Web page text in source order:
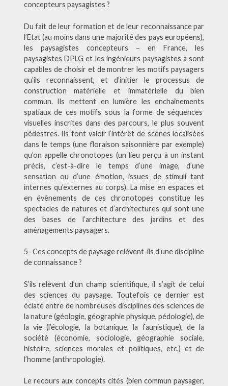
concepteurs paysagistes ?
Du fait de leur formation et de leur reconnaissance par
l’Etat (au moins dans une majorité des pays européens),
les paysagistes concepteurs – en France, les
paysagistes DPLG et les ingénieurs paysagistes à sont
capables de choisir et de montrer les motifs paysagers
qu’ils reconnaissent, et d’initier le processus de
construction matérielle et immatérielle du bien
commun. Ils mettent en lumière les enchaînements
spatiaux de ces motifs sous la forme de séquences
visuelles inscrites dans des parcours, le plus souvent
pédestres. Ils font valoir l’intérêt de scènes localisées
dans le temps (une floraison saisonnière par exemple)
qu’on appelle chronotopes (un lieu perçu à un instant
précis, c’est-à-dire le temps d’une image, d’une
sensation ou d’une émotion, issues de stimuli tant
internes qu’externes au corps). La mise en espaces et
en évènements de ces chronotopes constitue les
spectacles de natures et d’architectures qui sont une
des bases de l’architecture des jardins et des
aménagements paysagers.
5- Ces concepts de paysage relèvent-ils d’une discipline
de connaissance ?
S’ils relèvent d’un champ scientifique, il s’agit de celui
des sciences du paysage. Toutefois ce dernier est
éclaté entre de nombreuses disciplines des sciences de
la nature (géologie, géographie physique, pédologie), de
la vie (l’écologie, la botanique, la faunistique), de la
société (économie, sociologie, géographie sociale,
histoire, sciences morales et politiques, etc.) et de
l’homme (anthropologie).
Le recours aux concepts cités (bien commun paysager,